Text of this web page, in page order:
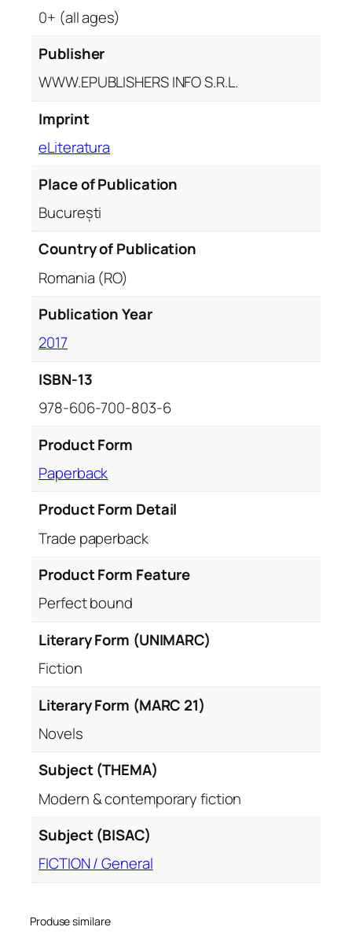
e
e
0+ (all ages)
Publisher
WWW.EPUBLISHERS INFO S.R.L.
Imprint
eLiteratura
Place of Publication
București
Country of Publication
Romania (RO)
Publication Year
2017
ISBN-13
978-606-700-803-6
Product Form
Paperback
Product Form Detail
Trade paperback
Product Form Feature
Perfect bound
Literary Form (UNIMARC)
Fiction
Literary Form (MARC 21)
Novels
Subject (THEMA)
Modern & contemporary fiction
Subject (BISAC)
FICTION / General
Produse similare